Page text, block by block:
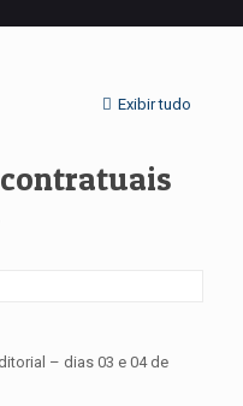
Exibir tudo
– dias 03 e 04 de